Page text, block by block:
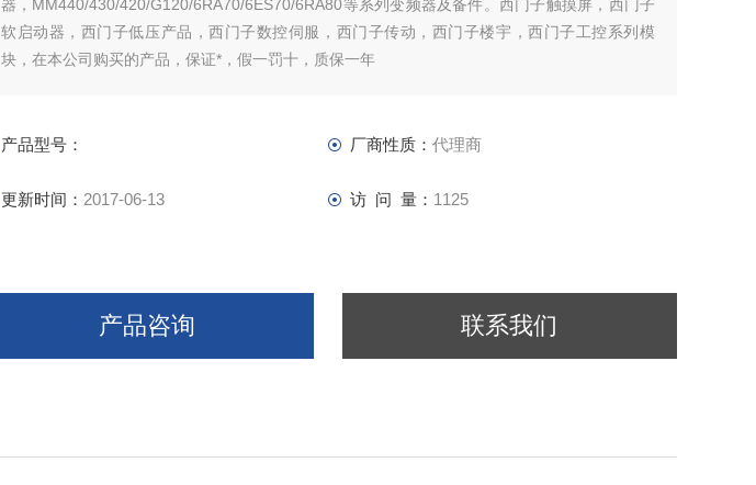
器，MM440/430/420/G120/6RA70/6ES70/6RA80等系列变频器及备件。西门子触摸屏，西门子
软启动器，西门子低压产品，西门子数控伺服，西门子传动，西门子楼宇，西门子工控系列模
块，在本公司购买的产品，保证*，假一罚十，质保一年
产品型号： 厂商性质： 代理商
更新时间： 2017-06-13 访 问 量： 1125
产品咨询 联系我们